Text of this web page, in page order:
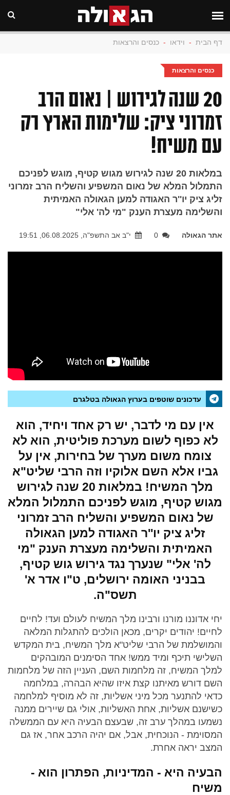
דף הבית - וידאו - כנסים והרצאות
כנסים והרצאות
20 שנה לגירוש | נאום הרב
זמרוני ציק: שלימות הארץ רק
עם משיח!
במלאות 20 שנה לגירוש מגוש קטיף, מוגש לפניכם
התמלול המלא של נאום המשפיע והשליח הרב זמרוני
זליג ציק יו''ר האגודה למען הגאולה האמיתית
והשלימה מעצרת הענק "מי לה' אלי"
אתר הגאולה 0 י"ב אב התשפ"ה, 06.08.2025, 19:51
עדכונים שוטפים בערוץ הגאולה בטלגרם
אין עם מי לדבר, יש רק אחד ויחיד, הוא
לא כפוף לשום מערכת פוליטית, הוא לא
צומח משום מערך של בחירות, אין על
גביו אלא השם אלוקיו וזה הרבי שליט"א
מלך המשיח! במלאות 20 שנה לגירוש
מגוש קטיף, מוגש לפניכם התמלול המלא
של נאום המשפיע והשליח הרב זמרוני
זליג ציק יו''ר האגודה למען הגאולה
האמיתית והשלימה מעצרת הענק "מי
לה' אלי" שנערך נגד גירוש גוש קטיף,
בבניני האומה ירושלים, ט"ו אדר א'
תשס"ה.
יחי אדוננו מורנו ורבינו מלך המשיח לעולם ועד! לחיים
לחיים! יהודים יקרים, מכאן הולכים להתגלות המלאה
והמושלמת של הרבי שליט"א מלך המשיח, בית המקדש
השלישי תיכף ומיד ממש! אחד הסימנים המובהקים
למלך המשיח, זה מלחמות השם, העניין הזה של מלחמות
השם דורש מאיתנו קצת איזו שהיא הבהרה, במלחמה
כדאי להתנער מכל מיני אשליות, זה לא מוסיף למלחמה
כשישנם אשליות, אחת האשליות, אולי גם שיירים ממנה
נשמעו במהלך ערב זה, שבעצם הבעיה היא עם הממשלה
המסוימת - הנוכחית, אבל, אם יהיה הרכב אחר, אז גם
המצב יראה אחרת.
הבעיה היא - המדיניות, הפתרון הוא -
משיח